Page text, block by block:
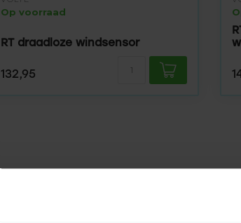
Op voorraad
RT draadloze windsensor
132,95